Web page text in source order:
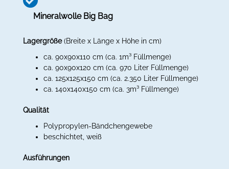
Mineralwolle Big Bag
Lagergröße(Breite x Länge x Höhe in cm)
ca. 90x90x110 cm (ca. 1m³ Füllmenge)
ca. 90x90x120 cm (ca. 970 Liter Füllmenge)
ca. 125x125x150 cm (ca. 2.350 Liter Füllmenge)
ca. 140x140x150 cm (ca. 3m³ Füllmenge)
Qualität
Polypropylen-Bändchengewebe
beschichtet, weiß
Ausführungen